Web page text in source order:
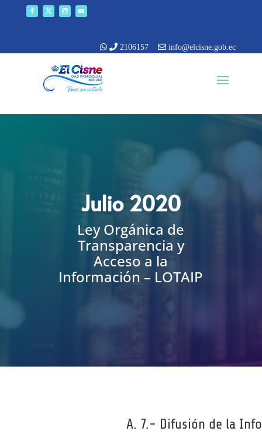
2106157 info@elcisne.gob.ec
Julio 2020
Ley Orgánica de
Transparencia y
Acceso a la
Información – LOTAIP
A. 7.- Difusión de la